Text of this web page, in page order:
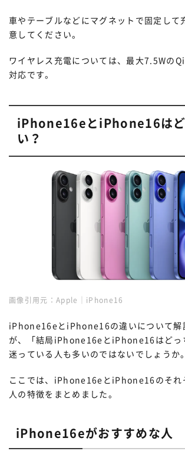
車やテーブルなどにマグネットで固定して
意してください。
ワイヤレス充電については、最大7.5Wの
対応です。
iPhone16eとiPhone16はど
い？
画像引用元： Apple｜iPhone16
iPhone16eとiPhone16の違いについて解
が、「結局iPhone16eとiPhone16はどっ
迷っている人も多いのではないでしょうか。
ここでは、iPhone16eとiPhone16のそれ
人の特徴をまとめました。
iPhone16eがおすすめな人